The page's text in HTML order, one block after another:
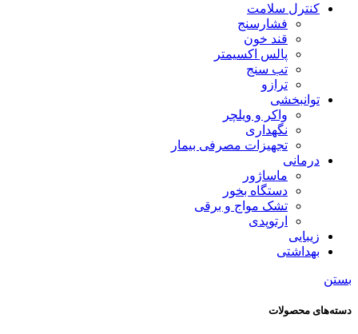
کنترل سلامت
فشارسنج
قند خون
پالس اکسیمتر
تب سنج
ترازو
توانبخشی
واکر و ویلچر
نگهداری
تجهیزات مصرفی بیمار
درمانی
ماساژور
دستگاه بخور
تشک مواج و برقی
ارتوپدی
زیبایی
بهداشتی
بستن
دسته‌های محصولات